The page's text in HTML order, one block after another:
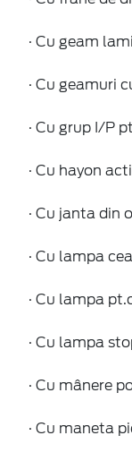
· Cu geam
· Cu geamuri
· Cu grup I/P
· Cu hayon
· Cu janta din
· Cu lampa
· Cu lampa
· Cu lampa
· Cu mânere
· Cu maneta